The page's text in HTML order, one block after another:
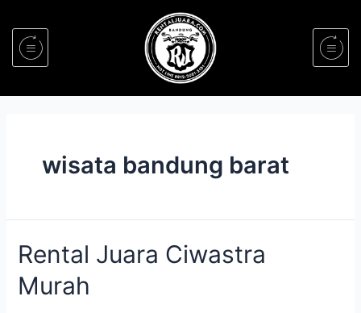
wisata bandung barat
Rental Juara Ciwastra
Murah